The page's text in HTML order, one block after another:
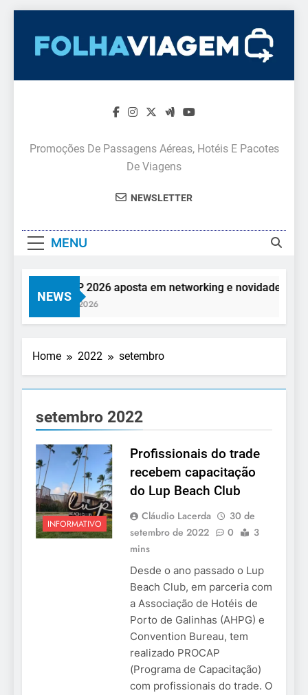
content
Promoções De Passagens Aéreas, Hotéis E Pacotes
De Viagens
NEWSLETTER
MENU
NEWS
Feira AVIRRP 2026 aposta em networking e novidades para
7 De Agosto De 2026
Home 2022 setembro
setembro 2022
INFORMATIVO
Profissionais do trade
recebem capacitação
do Lup Beach Club
Cláudio Lacerda
30 de
setembro de 2022
0
3
mins
Desde o ano passado o Lup
Beach Club, em parceria com
a Associação de Hotéis de
Porto de Galinhas (AHPG) e
Convention Bureau, tem
realizado PROCAP
(Programa de Capacitação)
com profissionais do trade. O